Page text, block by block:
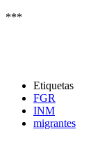
***
Etiquetas
FGR
INM
migrantes